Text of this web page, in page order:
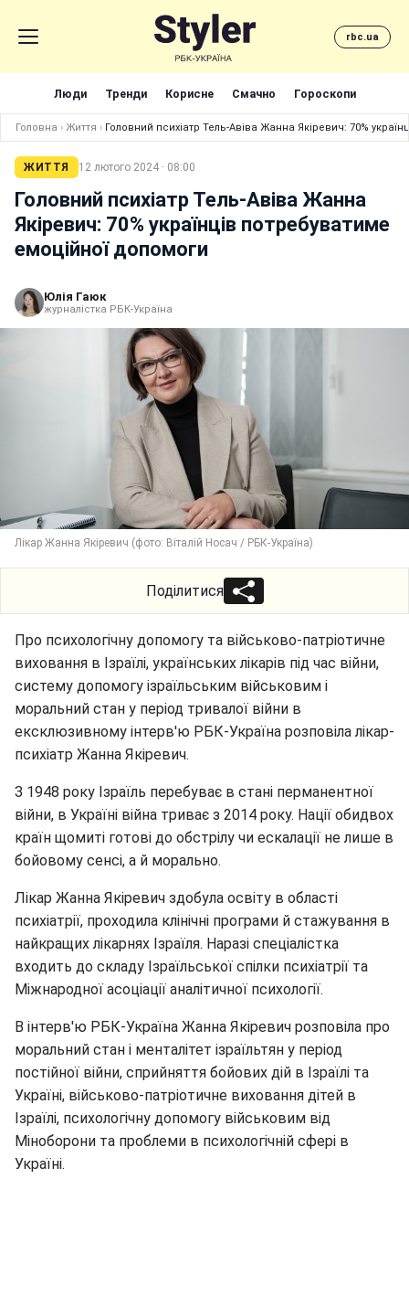
rbc.ua
Люди Тренди Корисне Смачно Гороскопи
Головна › Життя › Головний психіатр Тель-Авіва Жанна Якіревич: 70%
ЖИТТЯ 12 лютого 2024 · 08:00
Головний психіатр Тель-Авіва Жанна
Якіревич: 70% українців потребуватиме
емоційної допомоги
Юлія Гаюк
журналістка РБК-Україна
Лікар Жанна Якіревич (фото: Віталій Носач / РБК-Україна)
Поділитися
Про психологічну допомогу та військово-патріотичне
виховання в Ізраїлі, українських лікарів під час війни,
систему допомогу ізраїльським військовим і
моральний стан у період тривалої війни в
ексклюзивному інтерв'ю РБК-Україна розповіла лікар-
психіатр Жанна Якіревич.
З 1948 року Ізраїль перебуває в стані перманентної
війни, в Україні війна триває з 2014 року. Нації обидвох
країн щомиті готові до обстрілу чи ескалації не лише в
бойовому сенсі, а й морально.
Лікар Жанна Якіревич здобула освіту в області
психіатрії, проходила клінічні програми й стажування в
найкращих лікарнях Ізраїля. Наразі спеціалістка
входить до складу Ізраїльської спілки психіатрії та
Міжнародної асоціації аналітичної психології.
В інтерв'ю РБК-Україна Жанна Якіревич розповіла про
моральний стан і менталітет ізраїльтян у період
постійної війни, сприйняття бойових дій в Ізраїлі та
Україні, військово-патріотичне виховання дітей в
Ізраїлі, психологічну допомогу військовим від
Міноборони та проблеми в психологічній сфері в
Україні.